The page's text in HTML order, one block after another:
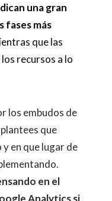
una gran
fases más
que las
recursos a lo
los embudos de
que
en que lugar de
en el
Analytics si